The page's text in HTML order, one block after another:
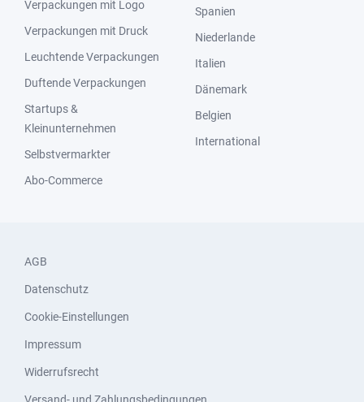
Verpackungen mit Logo
Verpackungen mit Druck
Leuchtende Verpackungen
Duftende Verpackungen
Startups &
Kleinunternehmen
Selbstvermarkter
Abo-Commerce
Spanien
Niederlande
Italien
Dänemark
Belgien
International
AGB
Datenschutz
Cookie-Einstellungen
Impressum
Widerrufsrecht